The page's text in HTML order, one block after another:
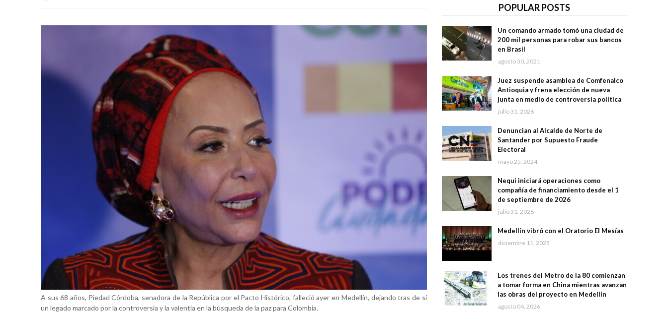
A sus 68 años, Piedad Córdoba, senadora de la República por el Pacto Histórico, falleció ayer en Medellín, dejando tras de sí
un legado marcado por la controversia y la valentía en la búsqueda de la paz para Colombia.
POPULAR POSTS
Un comando armado tomó una ciudad de
200 mil personas para robar sus bancos
en Brasil
agosto 30, 2021
Juez suspende asamblea de Comfenalco
Antioquia y frena elección de nueva
junta en medio de controversia política
julio 31, 2026
Denuncian al Alcalde de Norte de
Santander por Supuesto Fraude
Electoral
mayo 25, 2024
Nequi iniciará operaciones como
compañía de financiamiento desde el 1
de septiembre de 2026
julio 31, 2026
Medellín vibró con el Oratorio El Mesías
diciembre 11, 2025
Los trenes del Metro de la 80 comienzan
a tomar forma en China mientras avanzan
las obras del proyecto en Medellín
agosto 04, 2026